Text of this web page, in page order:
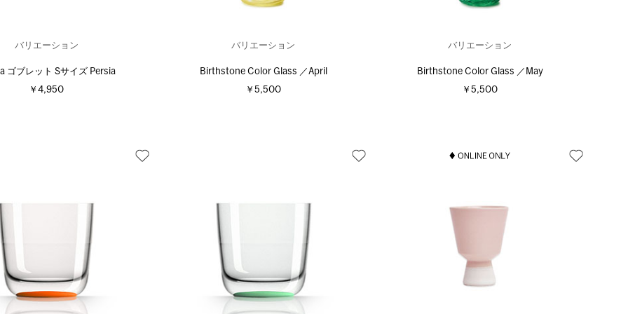
バリエーション
ゴブレット Sサイズ Persia
￥4,950
バリエーション
Birthstone Color Glass ／April
￥5,500
バリエーション
Birthstone Color Glass ／May
￥5,500